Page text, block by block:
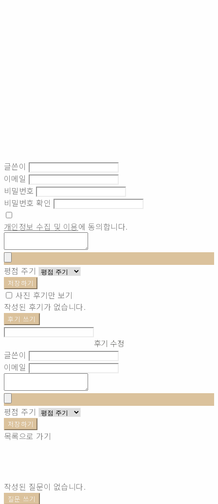
글쓴이
이메일
비밀번호
비밀번호 확인
개인정보 수집 및 이용에 동의합니다.
평점 주기
저장하기
사진 후기만 보기
작성된 후기가 없습니다.
후기 쓰기
후기 수정
글쓴이
이메일
평점 주기
저장하기
목록으로 가기
작성된 질문이 없습니다.
질문 쓰기